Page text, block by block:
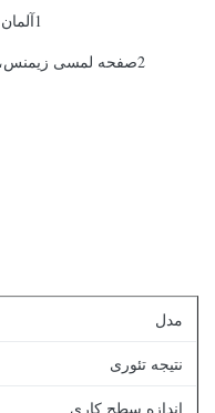
1آلمان موتور، سه سال گارانتی در سراسر جهان
2صفحه لمسی زیمنس، تمام خطاها روی آن نمایش داده می شود
مدل
نتیجه تئوری
اندازه سطح کاری